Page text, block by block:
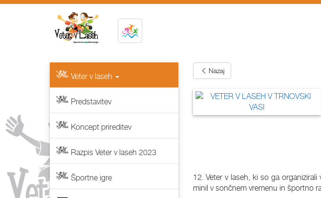
Veter v laseh
Predstavitev
Koncept prireditev
Razpis Veter v laseh 2023
Športne igre
Nazaj
12. Veter v laseh, ki so ga
minil v sončnem vremenu in športno